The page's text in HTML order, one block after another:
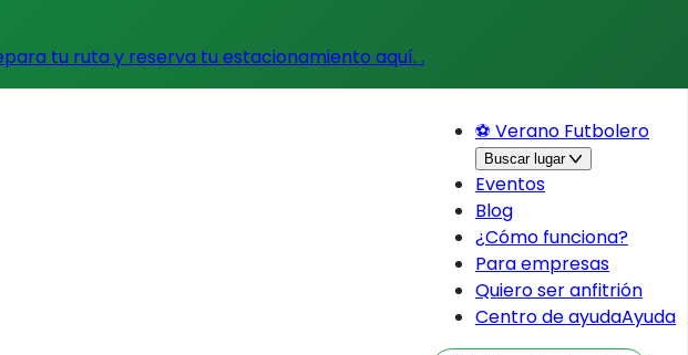
tu ruta y reserva tu estacionamiento aquí. .
⚽ Verano Futbolero
Buscar lugar
Eventos
Blog
¿Cómo funciona?
Para empresas
Quiero ser anfitrión
Centro de ayudaAyuda